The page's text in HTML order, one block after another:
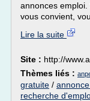
annonces
vous convient,
Lire la suite
Site : http://
Thèmes liés :
gratuite /
recherche